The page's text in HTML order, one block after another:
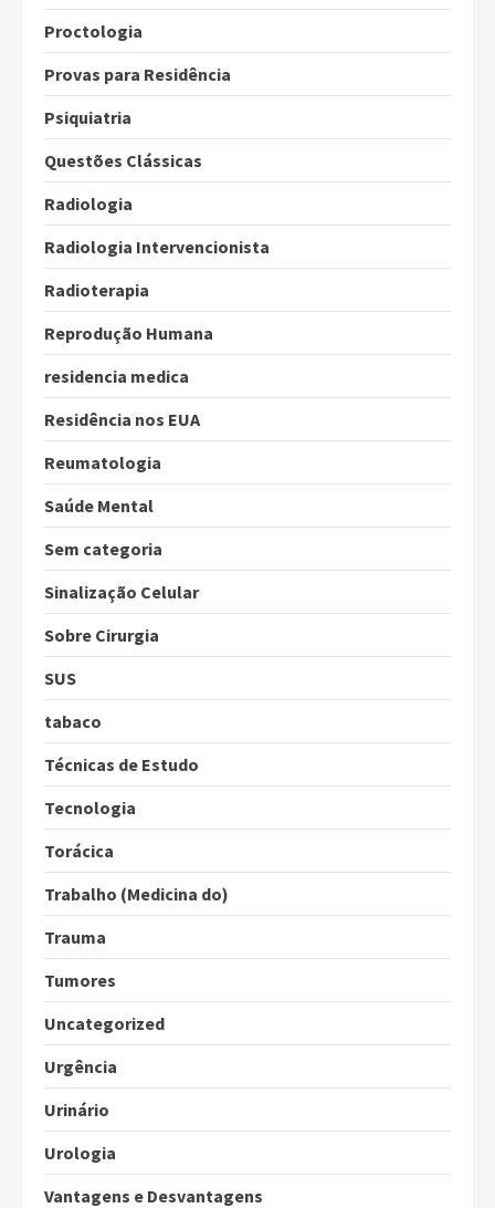
Proctologia
Provas para Residência
Psiquiatria
Questões Clássicas
Radiologia
Radiologia Intervencionista
Radioterapia
Reprodução Humana
residencia medica
Residência nos EUA
Reumatologia
Saúde Mental
Sem categoria
Sinalização Celular
Sobre Cirurgia
SUS
tabaco
Técnicas de Estudo
Tecnologia
Torácica
Trabalho (Medicina do)
Trauma
Tumores
Uncategorized
Urgência
Urinário
Urologia
Vantagens e Desvantagens